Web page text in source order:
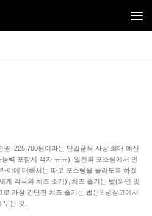
원=225,700원이라는 단일품목 사상 최대 예산
력 포함시 적자 ㅠㅠ). 일전의 포스팅에서 언
-이에 대해서는 따로 포스팅을 올리도록 하겠
계 각국의 치즈 소개)’,’치즈 즐기는 법(와인 및
로 가장 간단한 치즈 즐기는 법은? 냉장고에서
는 것.